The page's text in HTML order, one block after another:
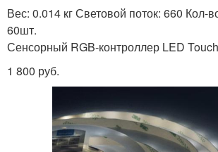
Вес: 0.014 кг Световой поток: 660 Кол-
60шт.
Сенсорный RGB-контроллер LED
1 800 руб.